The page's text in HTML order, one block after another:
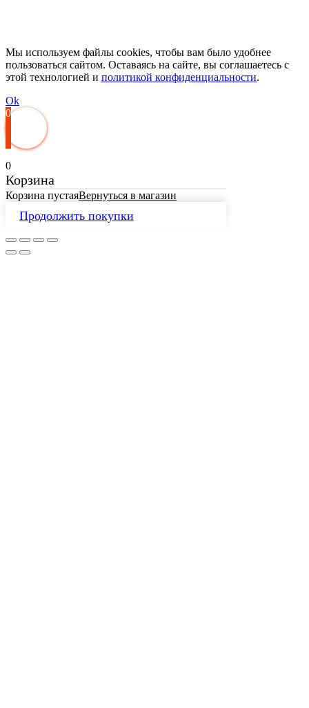
Мы используем файлы cookies, чтобы вам было удобнее
пользоваться сайтом. Оставаясь на сайте, вы соглашаетесь с
этой технологией и политикой конфиденциальности.
Ok
0
0
Корзина
Корзина пустаяВернуться в магазин
Продолжить покупки